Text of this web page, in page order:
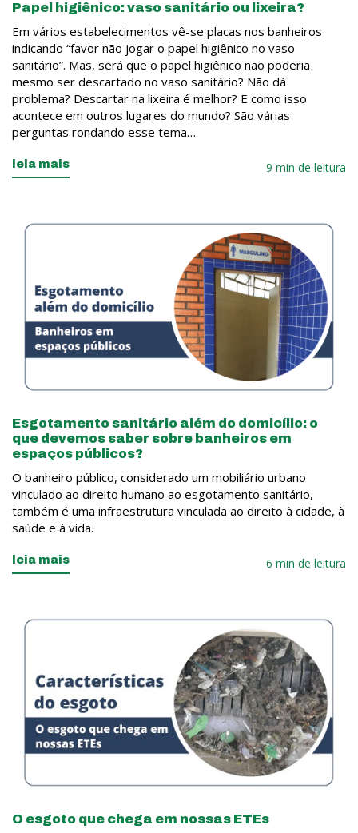
Papel higiênico: vaso sanitário ou lixeira?
Em vários estabelecimentos vê-se placas nos banheiros
indicando “favor não jogar o papel higiênico no vaso
sanitário”. Mas, será que o papel higiênico não poderia
mesmo ser descartado no vaso sanitário? Não dá
problema? Descartar na lixeira é melhor? E como isso
acontece em outros lugares do mundo?​ São várias
perguntas rondando esse tema…
leia mais 9 min de leitura
Esgotamento sanitário além do domicílio: o
que devemos saber sobre banheiros em
espaços públicos?
O banheiro público, considerado um mobiliário urbano
vinculado ao direito humano ao esgotamento sanitário,
também é uma infraestrutura vinculada ao direito à cidade, à
saúde e à vida.
leia mais 6 min de leitura
O esgoto que chega em nossas ETEs